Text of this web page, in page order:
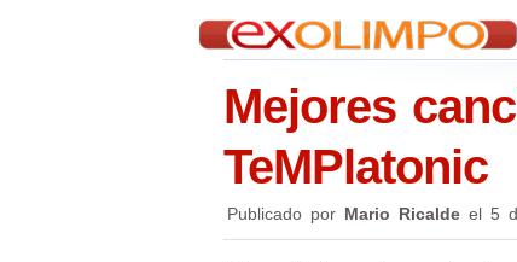
Mejores
TeMPlatonic
Publicado por Mario Ricaldeel 5